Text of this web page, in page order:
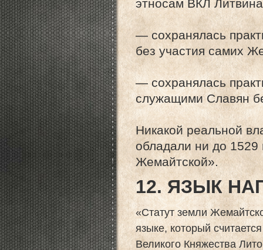
этносам ВКЛ
— сохранялась
без участия самих
— сохранялась
служащими Славян
Никакой реальной
обладали ни до 1529
Жемайтской».
12. ЯЗЫК
«Статут земли
языке, который
Великого Княжества